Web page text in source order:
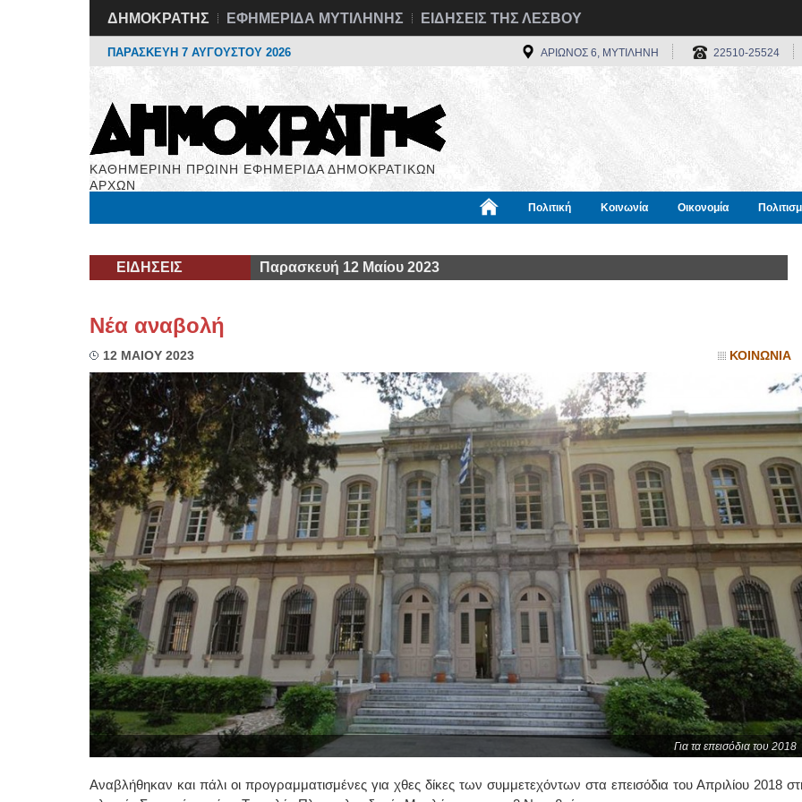
ΔΗΜΟΚΡΑΤΗΣ ΕΦΗΜΕΡΙΔΑ ΜΥΤΙΛΗΝΗΣ ΕΙΔΗΣΕΙΣ ΤΗΣ ΛΕΣΒΟΥ
ΠΑΡΑΣΚΕΥΗ 7 ΑΥΓΟΥΣΤΟΥ 2026 ΑΡΙΩΝΟΣ 6, ΜΥΤΙΛΗΝΗ 22510-25524
ΚΑΘΗΜΕΡΙΝΗ ΠΡΩΙΝΗ ΕΦΗΜΕΡΙΔΑ ΔΗΜΟΚΡΑΤΙΚΩΝ
ΑΡΧΩΝ
Πολιτική Κοινωνία Οικονομία
ΕΙΔΗΣΕΙΣ Παρασκευή 12 Μαίου 2023
Νέα αναβολή
12 ΜΑΙΟΥ 2023 ΚΟΙΝΩΝΙΑ
Για τα επεισόδια του 2018
Αναβλήθηκαν και πάλι οι προγραμματισμένες για χθες δίκες των συμμετεχόντων στα επεισόδια του Απριλίου 2018